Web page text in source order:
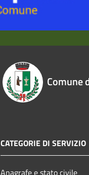
Comune
CATEGORIE DI SERVIZIO
Anagrafe e stato civile